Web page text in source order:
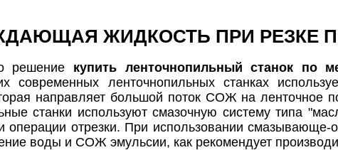
ЖИДКОСТЬ ПРИ РЕЗКЕ
решение купить ленточнопильный станок по
ленточнопильных станках
направляет большой поток СОЖ на ленточное
станки используют смазочную систему типа
операции отрезки. При использовании
воды и СОЖ эмульсии, как рекомендует